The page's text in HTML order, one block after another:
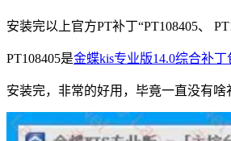
安装完以上官方PT补丁“PT108405、
PT108405是金蝶kis专业版14.0综合补丁
安装完，非常的好用，毕竟一直没有